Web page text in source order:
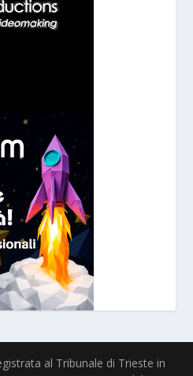
al Tribunale di Trieste in